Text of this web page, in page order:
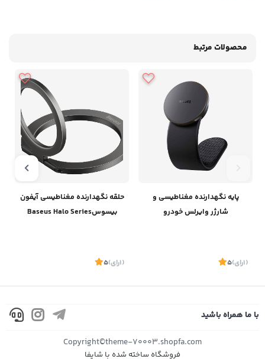
محصولات مرتبط
پایه نگهدارنده مغناطیسی و
شارژر وایرلس خودرو
Car Mount C40156000111-00
(1 رای)
5
حلقه نگهدارنده مغناطیسی آیفون
بیسوسBaseus Halo Series
(1 رای)
5
با ما همراه باشید
Copyright©theme-70003.shopfa.com
فروشگاه ساخته شده با شاپفا